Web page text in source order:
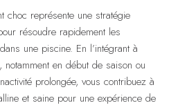
choc représente une stratégie
résoudre rapidement les
une piscine. En l’intégrant à
notamment en début de saison ou
prolongée, vous contribuez à
et saine pour une expérience de